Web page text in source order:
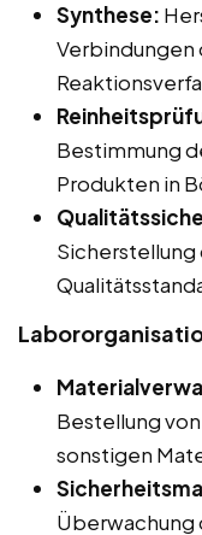
Synthese:
Verbindungen
Bestimmung
Produkten in
Sicherstellung
Bestellung
sonstigen
Überwachung